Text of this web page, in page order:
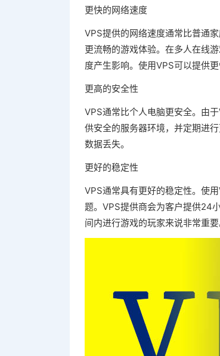
更快的网络速度
VPS提供的网络速度通常比普通
更流畅的游戏体验。在多人在线
度产生影响。使用VPS可以提供
更高的安全性
VPS通常比个人电脑更安全。由
供安全的服务器环境，并定期进
数据丢失。
更好的稳定性
VPS通常具有更好的稳定性。使
题。VPS提供商会为客户提供24
间内进行游戏的玩家来说非常重要